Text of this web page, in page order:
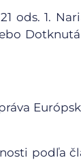
ods. 1.
podľa